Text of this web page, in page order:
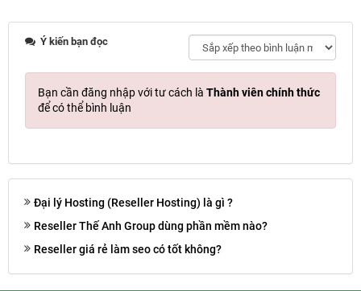
Ý kiến bạn đọc
Bạn cần đăng nhập với tư cách là Thành viên chính thức
để có thể bình luận
Đại lý Hosting (Reseller Hosting) là gì ?
Reseller Thế Anh Group dùng phần mềm nào?
Reseller giá rẻ làm seo có tốt không?